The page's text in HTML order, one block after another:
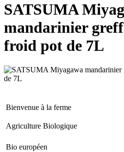
SATSUMA
mandarinier
froid pot de 7L
Bienvenue à la ferme
Agriculture Biologique
Bio européen